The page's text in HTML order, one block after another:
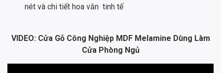
nét và chi tiết hoa văn tinh tế
VIDEO: Cửa Gỗ Công Nghiệp MDF Melamine Dùng Làm
Cửa Phòng Ngủ